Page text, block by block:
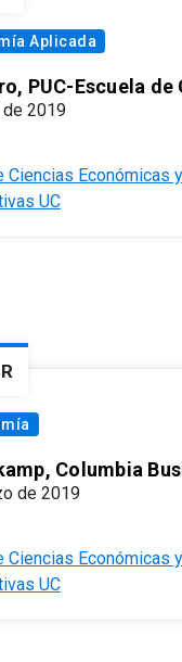
Aplicada
PUC-Escuela de
2019
Ciencias Económicas y
UC
Columbia
de 2019
Ciencias Económicas y
UC